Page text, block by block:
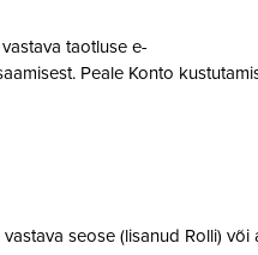
taotluse e-
Peale Konto
seose (lisanud Rolli) või